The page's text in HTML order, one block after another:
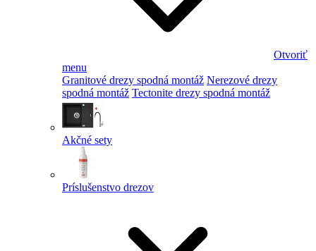
Otvoriť
menu
Granitové drezy spodná montáž Nerezové drezy
spodná montáž Tectonite drezy spodná montáž
Akčné sety
Príslušenstvo drezov